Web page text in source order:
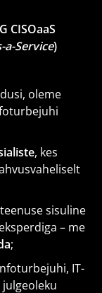
CISOaaS
Service)
oleme
, kes
sisuline
– me
;
IT-